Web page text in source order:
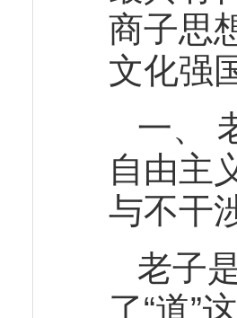
商子思
文化强
一、
自由主
与不干
老子
了“道”